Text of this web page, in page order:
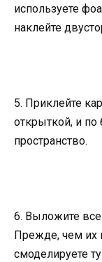
используете
наклейте
5. Приклейте
открыткой, и по
пространство.
6. Выложите все
Прежде, чем их
смоделируете